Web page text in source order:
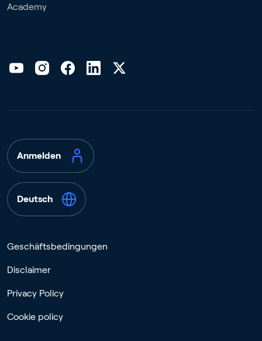
Academy
Anmelden
Deutsch
Geschäftsbedingungen
Disclaimer
Privacy Policy
Cookie policy